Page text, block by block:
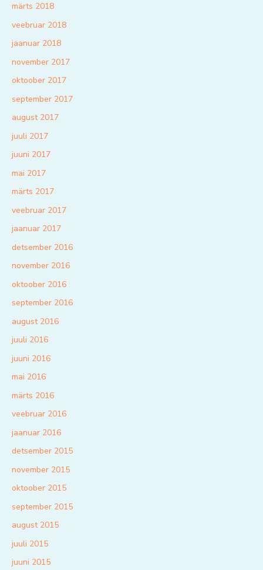
märts 2018
veebruar 2018
jaanuar 2018
november 2017
oktoober 2017
september 2017
august 2017
juuli 2017
juuni 2017
mai 2017
märts 2017
veebruar 2017
jaanuar 2017
detsember 2016
november 2016
oktoober 2016
september 2016
august 2016
juuli 2016
juuni 2016
mai 2016
märts 2016
veebruar 2016
jaanuar 2016
detsember 2015
november 2015
oktoober 2015
september 2015
august 2015
juuli 2015
juuni 2015